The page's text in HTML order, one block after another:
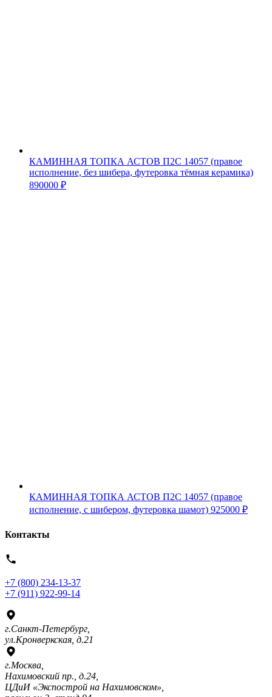
КАМИННАЯ ТОПКА АСТОВ П2С 14057 (правое
исполнение, без шибера, футеровка тёмная керамика)
890000 ₽
КАМИННАЯ ТОПКА АСТОВ П2С 14057 (правое
исполнение, с шибером, футеровка шамот) 925000 ₽
Контакты
+7 (800) 234-13-37
+7 (911) 922-99-14
г.Санкт-Петербург,
ул.Кронверкская, д.21
г.Москва,
Нахимовский пр., д.24,
ЦДиИ «Экспострой на Нахимовском»,